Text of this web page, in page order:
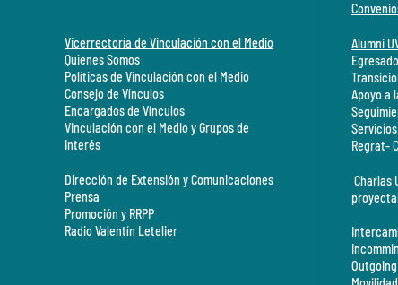
Vicerrectoría de Vinculación con el Medio
Quienes Somos
Políticas de Vinculación con el Medio
Consejo de Vínculos
Encargados de Vínculos
Vinculación con el Medio y Grupos de
Interés
Dirección de Extensión y Comunicaciones
Prensa
Promoción y RRPP
Radio Valentín Letelier
Alumni
Apoyo a
Servicios
Regrat-
Charlas
Outgoing